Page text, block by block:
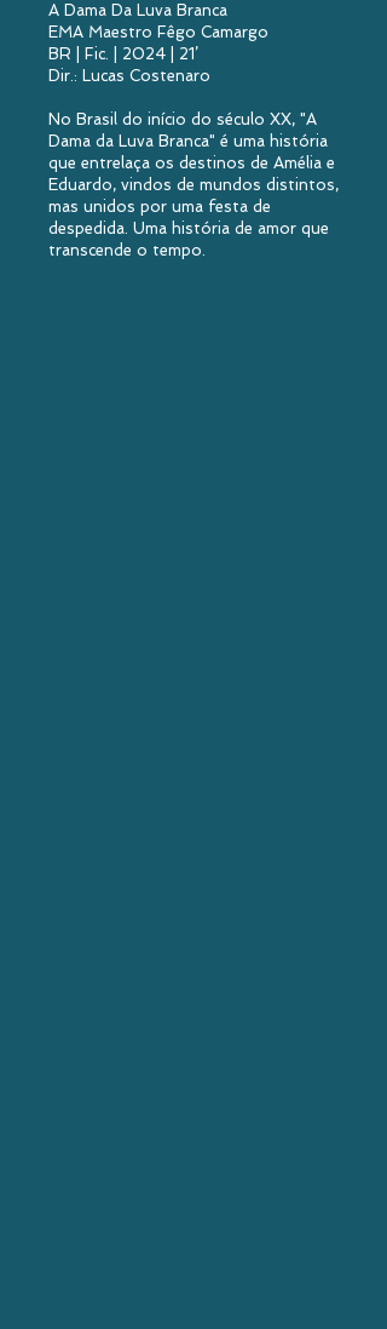
A Dama Da Luva Branca
EMA Maestro Fêgo Camargo
BR | Fic. | 2024 | 21’
Dir.: Lucas Costenaro
No Brasil do início do século XX, "A
Dama da Luva Branca" é uma história
que entrelaça os destinos de Amélia e
Eduardo, vindos de mundos distintos,
mas unidos por uma festa de
despedida. Uma história de amor que
transcende o tempo.